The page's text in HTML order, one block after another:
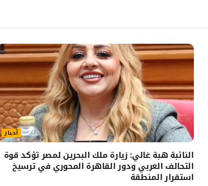
أخبار
النائبة هبة غالي: زيارة ملك البحرين لمصر تؤكد قوة
التحالف العربي ودور القاهرة المحوري في ترسيخ
استقرار المنطقة